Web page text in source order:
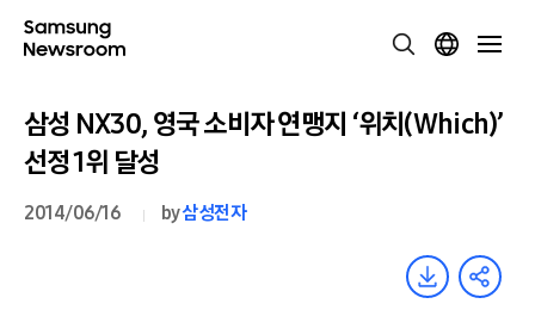
삼성 NX30, 영국 소비자 연맹지 ‘위치(Which)’
선정 1위 달성
2014/06/16 by삼성전자